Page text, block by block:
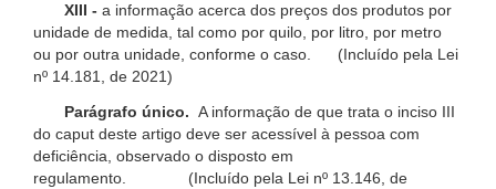
XIII - a informação acerca dos preços dos produtos por
unidade de medida, tal como por quilo, por litro, por metro
ou por outra unidade, conforme o caso. (Incluído pela Lei
nº 14.181, de 2021)
Parágrafo único. A informação de que trata o inciso III
do caput deste artigo deve ser acessível à pessoa com
deficiência, observado o disposto em
regulamento. (Incluído pela Lei nº 13.146, de